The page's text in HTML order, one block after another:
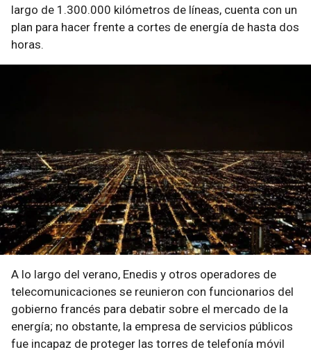
largo de 1.300.000 kilómetros de líneas, cuenta con un
plan para hacer frente a cortes de energía de hasta dos
horas.
A lo largo del verano, Enedis y otros operadores de
telecomunicaciones se reunieron con funcionarios del
gobierno francés para debatir sobre el mercado de la
energía; no obstante, la empresa de servicios públicos
fue incapaz de proteger las torres de telefonía móvil